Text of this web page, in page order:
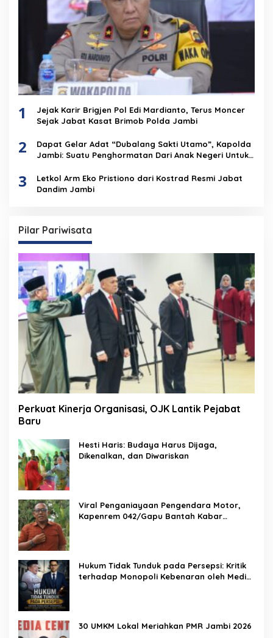
1
Jejak Karir Brigjen Pol Edi Mardianto, Terus Moncer
Sejak Jabat Kasat Brimob Polda Jambi
2
Dapat Gelar Adat “Dubalang Sakti Utamo”, Kapolda
Jambi: Suatu Penghormatan Dari Anak Negeri Untuk
3
Letkol Arm Eko Pristiono dari Kostrad Resmi Jabat
Dandim Jambi
Pilar Pariwisata
Perkuat Kinerja Organisasi, OJK Lantik Pejabat
Baru
Hesti Haris: Budaya Harus Dijaga,
Dikenalkan, dan Diwariskan
Viral Penganiayaan Pengendara Motor,
Kapenrem 042/Gapu Bantah Kabar
Hukum Tidak Tunduk pada Persepsi: Kritik
terhadap Monopoli Kebenaran oleh Media
30 UMKM Lokal Meriahkan PMR Jambi 2026